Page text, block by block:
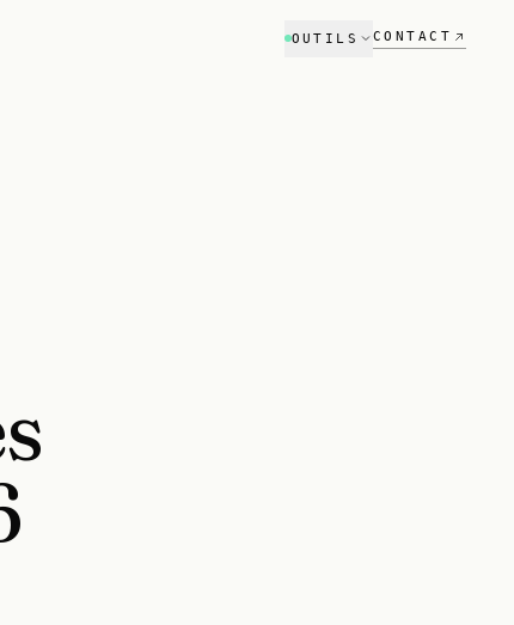
OUTILS CONTACT